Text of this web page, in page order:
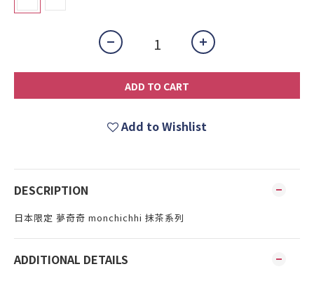
ADD TO CART
Add to Wishlist
DESCRIPTION
日本限定 夢奇奇 monchichhi 抹茶系列
ADDITIONAL DETAILS